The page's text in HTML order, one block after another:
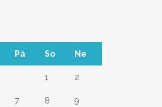
Pá So Ne
1 2
7 8 9